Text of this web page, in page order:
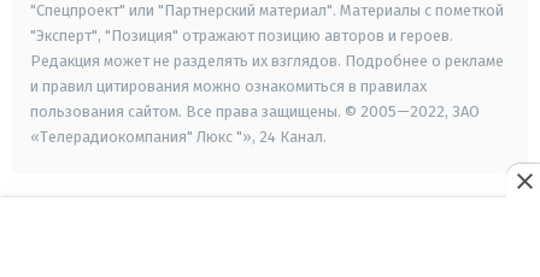
"Спецпроект" или "Партнерский материал". Материалы с пометкой
"Эксперт", "Позиция" отражают позицию авторов и героев.
Редакция может не разделять их взглядов. Подробнее о рекламе
и правил цитирования можно ознакомиться в правилах
пользования сайтом. Все права защищены. © 2005—2022, ЗАО
«Телерадиокомпания" Люкс "», 24 Канал.